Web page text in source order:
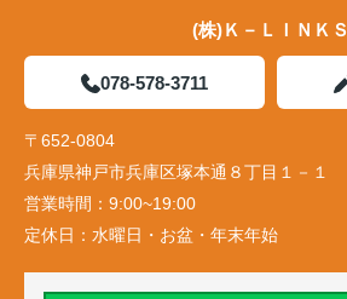
(株)Ｋ－ＬＩＮＫＳ
078-578-3711
〒652-0804
兵庫県神戸市兵庫区塚本通８丁目１－１
営業時間： 9:00~19:00
定休日： 水曜日・お盆・年末年始